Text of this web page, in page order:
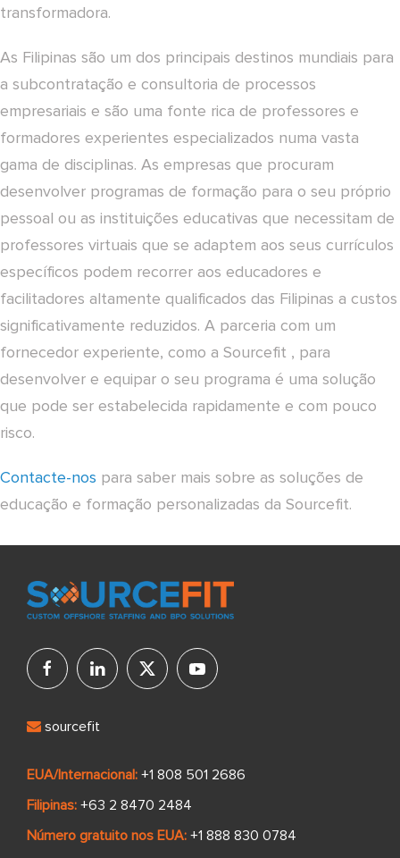
transformadora.
As Filipinas são um dos principais destinos mundiais para
a subcontratação e consultoria de processos
empresariais e são uma fonte rica de professores e
formadores experientes especializados numa vasta
gama de disciplinas. As empresas que procuram
desenvolver programas de formação para o seu próprio
pessoal ou as instituições educativas que necessitam de
professores virtuais que se adaptem aos seus currículos
específicos podem recorrer aos educadores e
facilitadores altamente qualificados das Filipinas a custos
significativamente reduzidos. A parceria com um
fornecedor experiente, como a Sourcefit , para
desenvolver e equipar o seu programa é uma solução
que pode ser estabelecida rapidamente e com pouco
risco.
Contacte-nos para saber mais sobre as soluções de
educação e formação personalizadas da Sourcefit.
sourcefit
EUA/Internacional: +1 808 501 2686
Filipinas: +63 2 8470 2484
Número gratuito nos EUA: +1 888 830 0784